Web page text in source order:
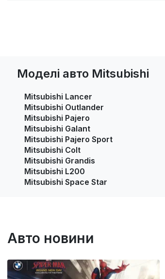
Моделі авто Mitsubishi
Mitsubishi Lancer
Mitsubishi Outlander
Mitsubishi Pajero
Mitsubishi Galant
Mitsubishi Pajero Sport
Mitsubishi Colt
Mitsubishi Grandis
Mitsubishi L200
Mitsubishi Space Star
Авто новини